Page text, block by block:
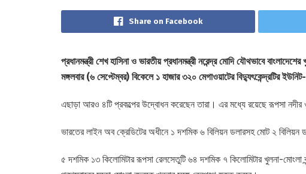
Share on Facebook
প্রধানমন্ত্রী শেখ হাসিনা ও ভারতীয় প্রধানমন্ত্রী নরেন্দ্র মোদি যৌথভাবে
মঙ্গলবার (৬ সেপ্টেম্বর) বিকেলে ১ হাজার ৩২০ মেগাওয়াটের বিদ্যুৎকেন্দ্রটির
এছাড়া আরও ৪টি প্রকল্পের উদ্বোধন করেছেন তারা। এর মধ্যে রয়েছে রূপসা নদীর
ভারতের লাইন অব ক্রেডিটের অধীনে ১ দশমিক ৬ বিলিয়ন ডলারসহ মোট ২ বিলিয়ন
৫ দশমিক ১৩ কিলোমিটার রূপসা রেলসেতুটি ৬৪ দশমিক ৭ কিলোমিটার খুলনা-মোংলা